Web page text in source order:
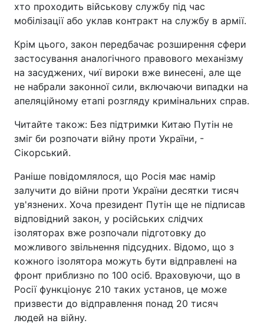
хто проходить військову службу під час
мобілізації або уклав контракт на службу в армії.
Крім цього, закон передбачає розширення сфери
застосування аналогічного правового механізму
на засуджених, чиї вироки вже винесені, але ще
не набрали законної сили, включаючи випадки на
апеляційному етапі розгляду кримінальних справ.
Читайте також: Без підтримки Китаю Путін не
зміг би розпочати війну проти України, -
Сікорський.
Раніше повідомлялося, що Росія має намір
залучити до війни проти України десятки тисяч
ув'язнених. Хоча президент Путін ще не підписав
відповідний закон, у російських слідчих
ізоляторах вже розпочали підготовку до
можливого звільнення підсудних. Відомо, що з
кожного ізолятора можуть бути відправлені на
фронт приблизно по 100 осіб. Враховуючи, що в
Росії функціонує 210 таких установ, це може
призвести до відправлення понад 20 тисяч
людей на війну.